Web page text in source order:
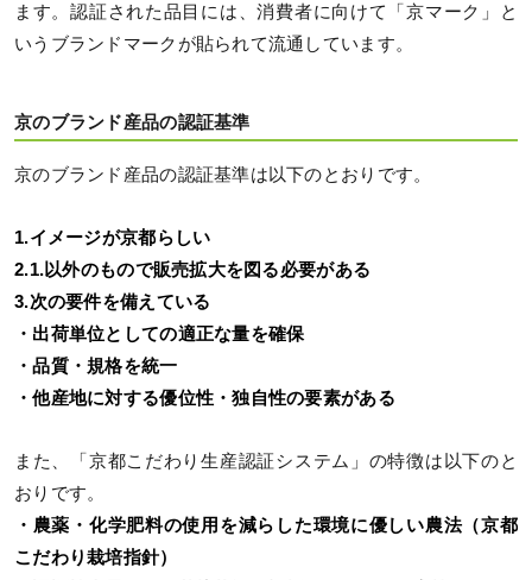
ます。認証された品目には、消費者に向けて「京マーク」と
いうブランドマークが貼られて流通しています。
京のブランド産品の認証基準
京のブランド産品の認証基準は以下のとおりです。
1.イメージが京都らしい
2.1.以外のもので販売拡大を図る必要がある
3.次の要件を備えている
・出荷単位としての適正な量を確保
・品質・規格を統一
・他産地に対する優位性・独自性の要素がある
また、「京都こだわり生産認証システム」の特徴は以下のと
おりです。
・農薬・化学肥料の使用を減らした環境に優しい農法（京都
こだわり栽培指針）